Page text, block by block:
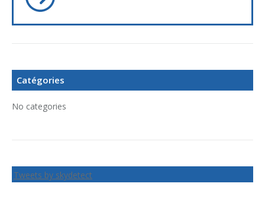
Catégories
No categories
Tweets by skydetect